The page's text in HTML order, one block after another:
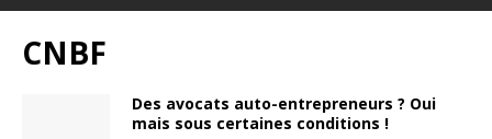
CNBF
Des avocats auto-entrepreneurs ? Oui
mais sous certaines conditions !